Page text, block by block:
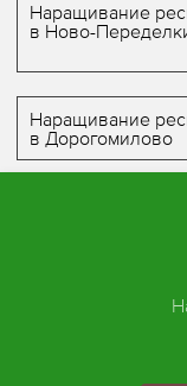
Наращивание
в Ново-
Наращивание
в Дорогомилово